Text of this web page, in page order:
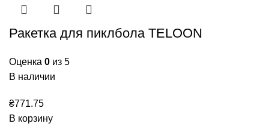
Ракетка для пиклбола TELOON
Оценка 0 из 5
В наличии
₴771.75
В корзину